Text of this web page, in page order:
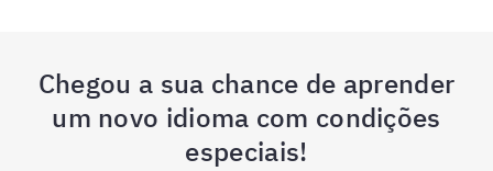
Chegou a sua chance de aprender
um novo idioma com condições
especiais!